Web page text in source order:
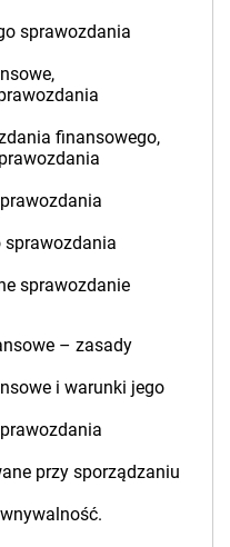
sprawozdania
finansowego,
sprawozdania
sprawozdanie
– zasady
i warunki jego
przy sporządzaniu